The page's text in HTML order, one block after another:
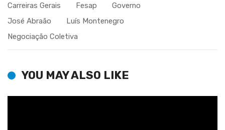
Carreiras Gerais
Fesap
Governo
José Abraão
Luís Montenegro
Negociação Coletiva
YOU MAY ALSO LIKE